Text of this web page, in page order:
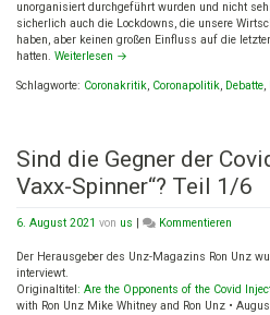
unorganisiert durchgeführt wurden und nicht
sicherlich auch die Lockdowns, die unsere
haben, aber keinen großen Einfluss auf die
hatten. Weiterlesen →
Schlagworte: Coronakritik, Coronapolitik, Debatte,
Sind die Gegner der
Vaxx-Spinner“? Teil 1/6
6. August 2021 von us Kommentieren
die
der
Covid-
Der Herausgeber des Unz-Magazins Ron Unz
interviewt.
Originaltitel : Are the Opponents of the Covid
with Ron Unz Mike Whitney and Ron Unz •